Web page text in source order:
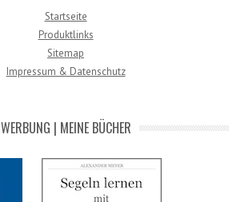
Startseite
Produktlinks
Sitemap
Impressum & Datenschutz
WERBUNG | MEINE BÜCHER